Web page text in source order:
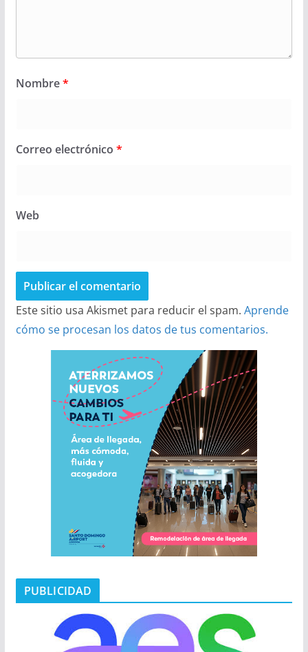
Nombre*
Correo electrónico *
Web
Este sitio usa Akismet para reducir el spam. Aprende
cómo se procesan los datos de tus comentarios.
PUBLICIDAD